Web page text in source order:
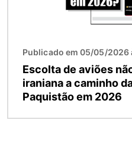
Publicado em 05/05/2026
Escolta de aviões
iraniana a caminho
Paquistão em 2026